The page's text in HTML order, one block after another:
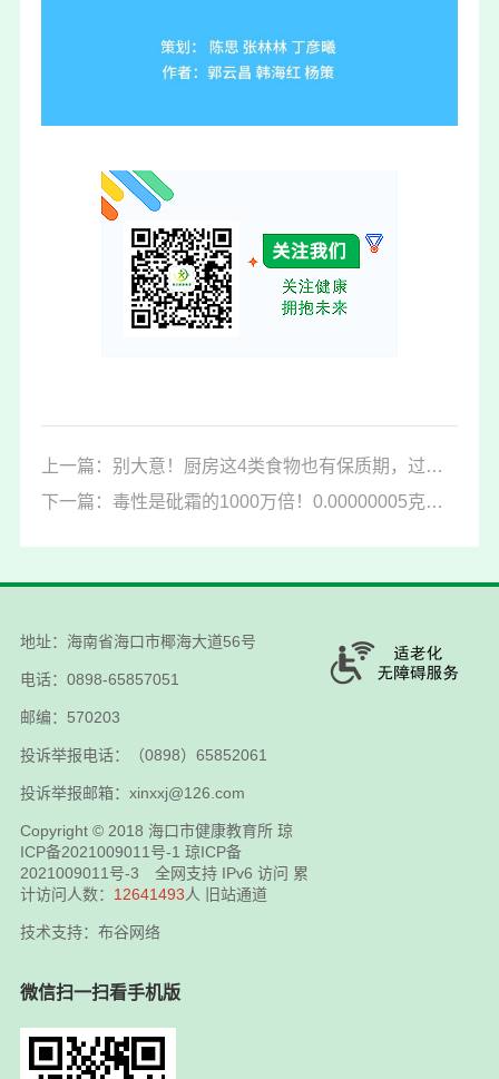
上一篇：别大意！厨房这4类食物也有保质期，过期了还在吃？
下一篇：毒性是砒霜的1000万倍！0.00000005克即可致命，快看你家冰箱有没有→
地址：海南省海口市椰海大道56号
电话：0898-65857051
邮编：570203
投诉举报电话：（0898）65852061
投诉举报邮箱：xinxxj@126.com
Copyright © 2018 海口市健康教育所 琼
ICP备2021009011号-1 琼ICP备
2021009011号-3 全网支持 IPv6 访问 累
计访问人数： 12641493人 旧站通道
技术支持：布谷网络
微信扫一扫看手机版